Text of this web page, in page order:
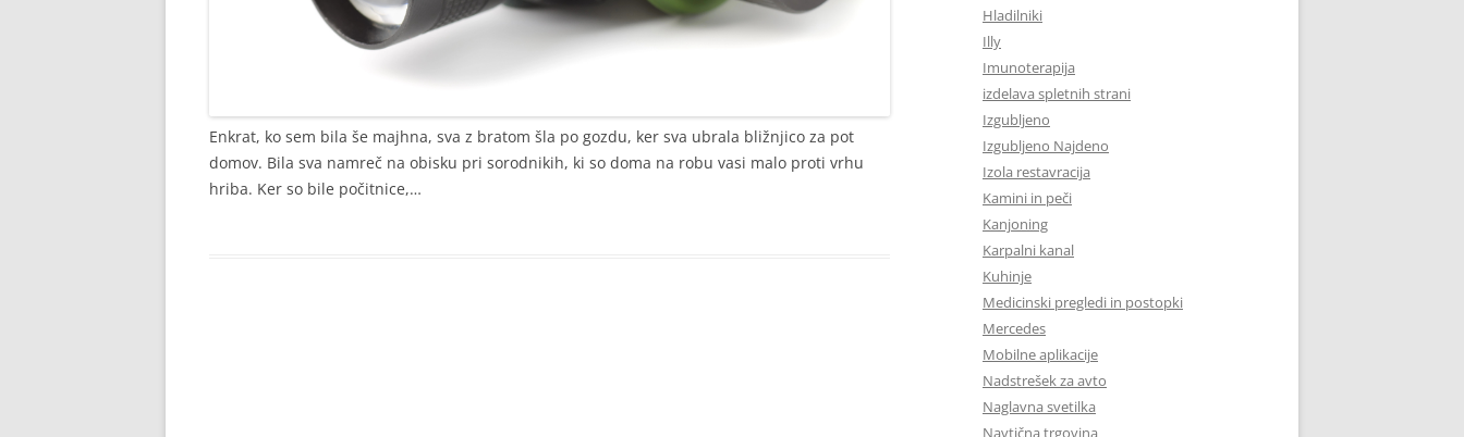
Enkrat, ko sem bila še majhna, sva z bratom šla po gozdu, ker sva ubrala bližnjico za pot
domov. Bila sva namreč na obisku pri sorodnikih, ki so doma na robu vasi malo proti vrhu
hriba. Ker so bile počitnice,…
Hladilniki
Illy
Imunoterapija
izdelava spletnih strani
Izgubljeno
Izgubljeno Najdeno
Izola restavracija
Kamini in peči
Kanjoning
Karpalni kanal
Kuhinje
Medicinski pregledi in postopki
Mercedes
Mobilne aplikacije
Nadstrešek za avto
Naglavna svetilka
Navtična trgovina